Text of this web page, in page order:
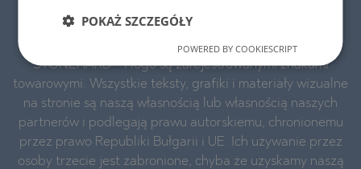
Wszelkie prawa zastrzeżone.
STONEHARD™ i logo są zarejestrowanymi znakami
towarowymi. Wszystkie teksty, grafiki i materiały wizualne
na stronie są naszą własnością lub własnością naszych
partnerów i podlegają prawu autorskiemu, chronionemu
przez prawo Republiki Bułgarii i UE. Ich używanie przez
osoby trzecie jest zabronione, chyba że uzyskamy naszą
POKAŻ SZCZEGÓŁY
POWERED BY COOKIESCRIPT